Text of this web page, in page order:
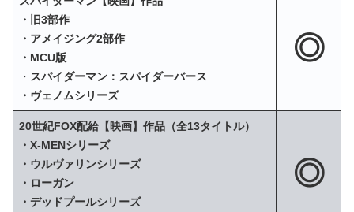
・旧3部作
・アメイジング2部作
・MCU版
・ スパイダーマン：スパイダーバース
・ヴェノムシリーズ
◎
20世紀FOX配給【映画】作品（全13タイトル）
・X‐MENシリーズ
・ウルヴァリンシリーズ
・ローガン
・デッドプールシリーズ
◎